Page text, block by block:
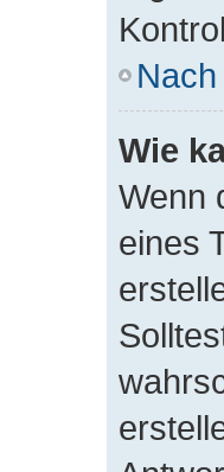
Wie
Wenn
eines